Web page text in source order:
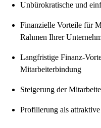
Unbürokratische und
Finanzielle Vorteile für
Rahmen Ihrer
Langfristige Finanz-
Mitarbeiterbindung
Steigerung der
Profilierung als